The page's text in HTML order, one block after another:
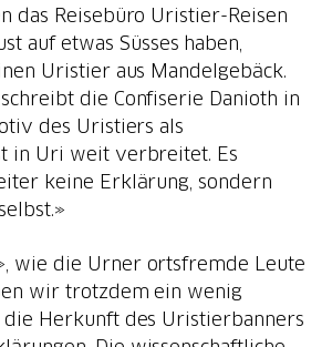
das Reisebüro Uristier-Reisen
auf etwas Süsses haben,
Uristier aus Mandelgebäck.
die Confiserie Danioth in
des Uristiers als
in Uri weit verbreitet. Es
keine Erklärung, sondern
wie die Urner ortsfremde Leute
wir trotzdem ein wenig
Herkunft des Uristierbanners